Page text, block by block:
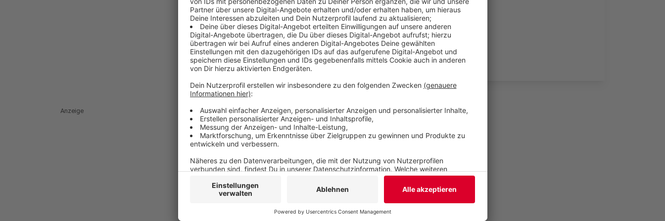
Veröffentlicht:Freitag, 26.03.2021 12:34
Anzeige
Anzeige